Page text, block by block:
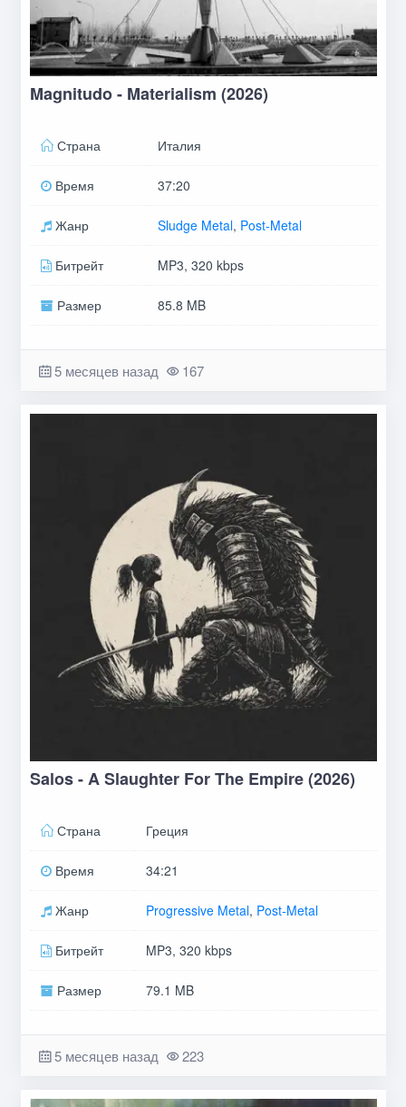
Magnitudo - Materialism (2026)
Страна Италия
Время 37:20
Жанр Sludge Metal, Post-Metal
Битрейт MP3, 320 kbps
Размер 85.8 MB
5 месяцев назад 167
Salos - A Slaughter For The Empire (2026)
Страна Греция
Время 34:21
Жанр Progressive Metal, Post-Metal
Битрейт MP3, 320 kbps
Размер 79.1 MB
5 месяцев назад 223